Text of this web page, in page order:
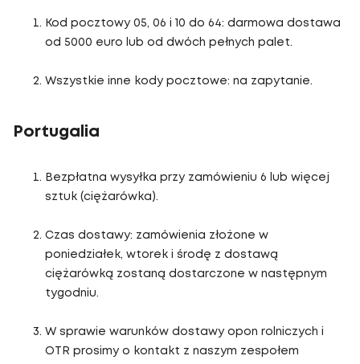
Kod pocztowy 05, 06 i 10 do 64: darmowa dostawa
od 5000 euro lub od dwóch pełnych palet.
Wszystkie inne kody pocztowe: na zapytanie.
Portugalia
Bezpłatna wysyłka przy zamówieniu 6 lub więcej
sztuk (ciężarówka).
Czas dostawy: zamówienia złożone w
poniedziałek, wtorek i środę z dostawą
ciężarówką zostaną dostarczone w następnym
tygodniu.
W sprawie warunków dostawy opon rolniczych i
OTR prosimy o kontakt z naszym zespołem